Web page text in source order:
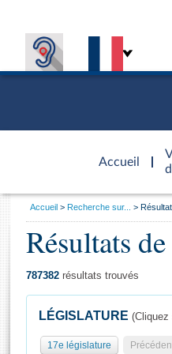
Accueil
d'accueil
Général
Vous
Accueil Recherche sur...
Résultats
787382 résultats trouvés
LÉGISLATURE (Cliquez
17e législature